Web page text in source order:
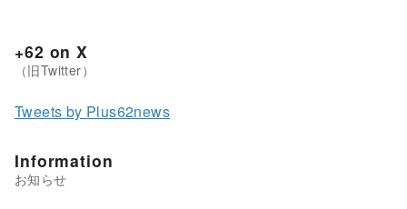
+62 on X
Tweets by Plus62news
Information